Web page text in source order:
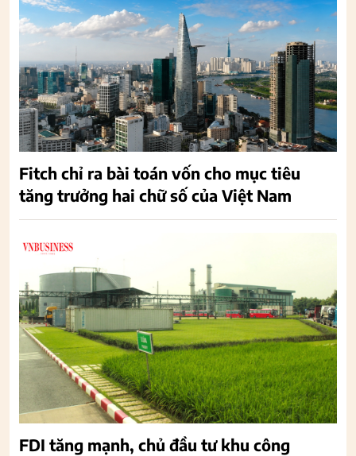
Fitch chỉ ra bài toán vốn cho mục tiêu
tăng trưởng hai chữ số của Việt Nam
FDI tăng mạnh, chủ đầu tư khu công